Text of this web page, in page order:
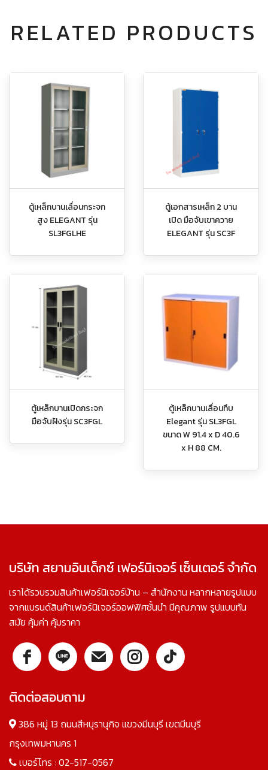
RELATED PRODUCTS
ตู้เหล็กบานเลื่อนกระจก
สูง ELEGANT รุ่น
SL3FGLHE
ตู้เอกสารเหล็ก 2 บาน
เปิด มือจับเขาควาย
ELEGANT รุ่น SC3F
ตู้เหล็กบานเปิดกระจก
มือจับฝังรุ่น SC3FGL
ตู้เหล็กบานเลื่อนทึบ
Elegant รุ่น SL3FGL
ขนาด W 91.4 x D 40.6
x H 88 CM.
บริษัท สยามอินเด็กซ์ เฟอร์นิเจอร์ เซ็นเตอร์ จำกัด
เราได้รวบรวมสินค้าเฟอร์นิเจอร์บ้าน – สำนักงาน หลากหลายรูปแบบ
จากแบรนด์สินค้าเฟอร์นิเจอร์ออฟฟิศชั้นนำ มีคุณภาพ รูปแบบทัน
สมัย คุ้มค่า คุ้มราคา
ติดต่อสอบถาม
386 หมู่ 13 ถนนสีหบุรานุกิจ แขวงมีนบุรี เขตมีนบุรี
กรุงเทพมหานคร 1
เบอร์โทร : 02-517-0567